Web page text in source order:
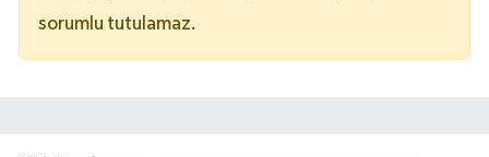
sorumlu tutulamaz.